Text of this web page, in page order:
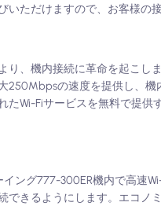
ただけますので、お客様の
、機内接続に革命を起こし
250Mbpsの速度を提供し、
Wi-Fiサービスを無料で提
ング777-300ER機内で高速
できるようにします。エコ